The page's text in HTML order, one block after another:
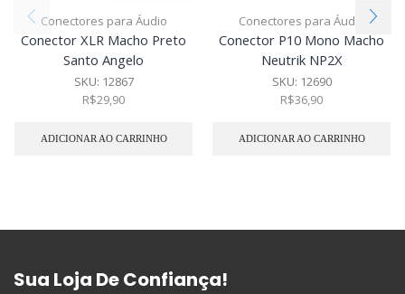
Conectores para Áudio
Conector XLR Macho Preto
Santo Angelo
SKU: 12867
R$29,90
ADICIONAR AO CARRINHO
Conectores para Áudio
Conector P10 Mono Macho
Neutrik NP2X
SKU: 12690
R$36,90
ADICIONAR AO CARRINHO
Sua Loja De Confiança!